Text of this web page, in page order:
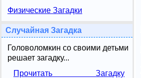
Физические Загадки
Случайная Загадка
Головоломкин со своими детьми
решает загадку...
Прочитать Загадку